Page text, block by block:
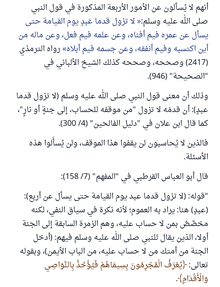
أنهم لا يُسألون عن الأمور الأربعة المذكورة في قول النبي
صلى الله عليه وسلم: لا تزول قدما عَبدٍ يوم القيامة حتى
يسأل عن عمره فيم أفناه، وعن علمه فيم فعل، وعن ماله من
أين اكتسبه وفيم أنفقه، وعن جسمه فيم أبلاه رواه الترمذي
(2417) وصححه، وصححه كذلك الشيخ الألباني في
"الصحيحة" (946).
وذلك أن معنى قول النبي صلى الله عليه وسلم (لا تزول قدما
عبدٍ): أن قدمَه لا تزول "من موقفه للحساب، إلى جنةٍ أو نارٍ"،
كما قال ابن علان في "دليل الفالحين" (4/ 300).
فالذين لا يُحاسبون لن يقفوا هذا الموقف، ولن يُسأَلوا هذه
الأسئلة.
قال أبو العباس القرطبي في "المفهم" (7/ 158):
"قوله: (لا تزول قدما عبد يوم القيامة حتى يسأل عن أربع):
(عبدٍ) هنا: يراد به العموم؛ لأنه نكرة في سياق النفي، لكنه
مخصَّصٌ بمن لا حساب عليه، وهم الزمرة السابقة إلى الجنة
أولا، الذين يقال للنبي صلى الله عليه وسلم فيهم: (أدخل
الجنة من أمتك من لا حساب عليه، من الباب الأيمن)، وبقوله
تعالى: يُعْرَفُ الْمُجْرِمُونَ بِسِيمَاهُمْ فَيُؤْخَذُ بِالنَّوَاصِي
وَالْأَقْدَامِ .